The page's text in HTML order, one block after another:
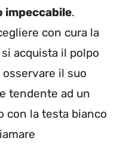
impeccabile.
con cura la
acquista il polpo
il suo
tendente ad un
con la testa bianco